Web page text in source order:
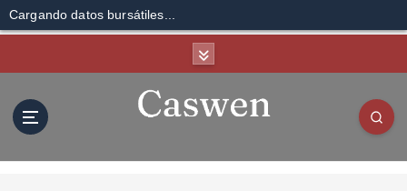
Cargando datos bursátiles...